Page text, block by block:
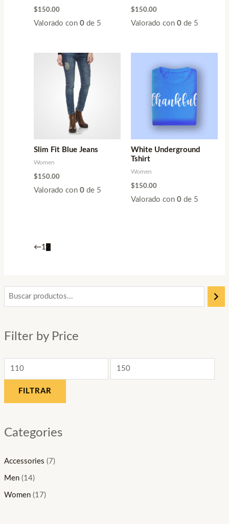
Filter by Price
r
c
o
r
FILTRAR
Categories
Accessories (7)
Men (14)
Women (17)
$150.00
Valorado con0 de 5
$150.00
Valorado con 0de 5
Slim Fit Blue Jeans
Women
$150.00
Valorado con0 de 5
White Underground
Tshirt
Women
$150.00
Valorado con 0de 5
←12